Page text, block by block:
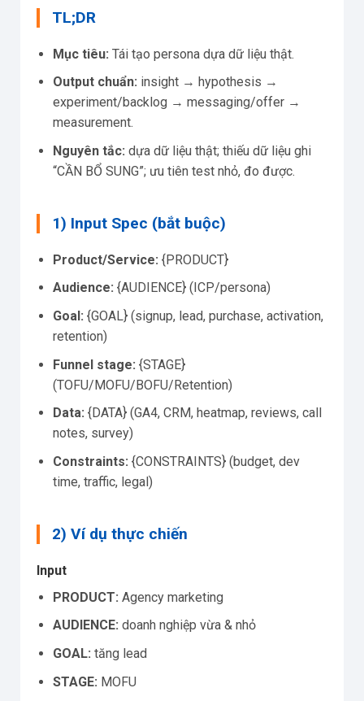
TL;DR
Mục tiêu: Tái tạo persona dựa dữ liệu thật.
Output chuẩn: insight → hypothesis →
experiment/backlog → messaging/offer →
measurement.
Nguyên tắc: dựa dữ liệu thật; thiếu dữ liệu ghi
“CẦN BỔ SUNG”; ưu tiên test nhỏ, đo được.
1) Input Spec (bắt buộc)
Product/Service: {PRODUCT}
Audience: {AUDIENCE} (ICP/persona)
Goal: {GOAL} (signup, lead, purchase, activation,
retention)
Funnel stage: {STAGE}
(TOFU/MOFU/BOFU/Retention)
Data: {DATA} (GA4, CRM, heatmap, reviews, call
notes, survey)
Constraints: {CONSTRAINTS} (budget, dev
time, traffic, legal)
2) Ví dụ thực chiến
Input
PRODUCT: Agency marketing
AUDIENCE: doanh nghiệp vừa & nhỏ
GOAL: tăng lead
STAGE: MOFU